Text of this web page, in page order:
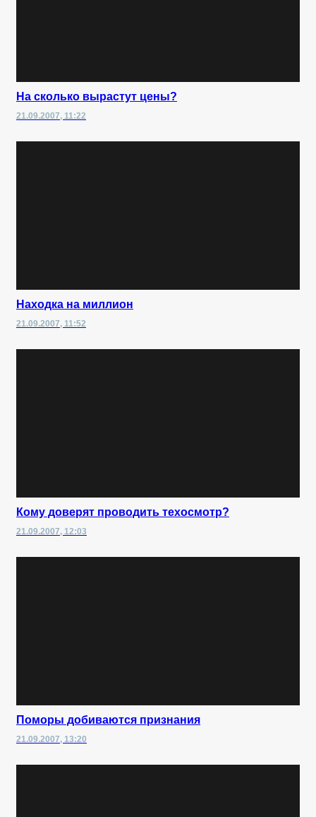
На сколько вырастут цены?
21.09.2007, 11:22
Находка на миллион
21.09.2007, 11:52
Кому доверят проводить техосмотр?
21.09.2007, 12:03
Поморы добиваются признания
21.09.2007, 13:20